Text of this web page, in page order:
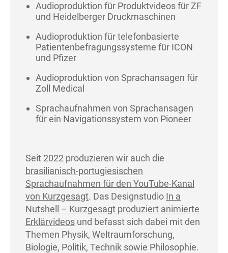
Audioproduktion für Produktvideos für ZF
und Heidelberger Druckmaschinen
Audioproduktion für telefonbasierte
Patientenbefragungssysteme für ICON
und Pfizer
Audioproduktion von Sprachansagen für
Zoll Medical
Sprachaufnahmen von Sprachansagen
für ein Navigationssystem von Pioneer
Seit 2022 produzieren wir auch die
brasilianisch-portugiesischen
Sprachaufnahmen für den YouTube-Kanal
von Kurzgesagt. Das Designstudio In a
Nutshell – Kurzgesagt produziert animierte
Erklärvideos und befasst sich dabei mit den
Themen Physik, Weltraumforschung,
Biologie, Politik, Technik sowie Philosophie.